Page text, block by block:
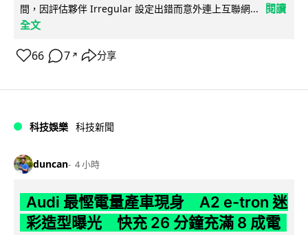
間，因評估夥伴 Irregular 設定出錯而意外連上互聯網...
閱讀
全文
66 7 ↗ 分享
科技娛樂 科技新聞
duncan 4 小時
Audi 最慳電量產車現身 A2 e-tron 迷
彩造型曝光 快充 26 分鐘充滿 8 成電